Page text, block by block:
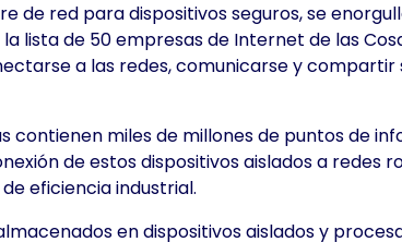
de red para dispositivos seguros, se
lista de 50 empresas de Internet de las
a las redes, comunicarse y compartir
miles de millones de puntos de
de estos dispositivos aislados a redes
eficiencia industrial.
en dispositivos aislados y